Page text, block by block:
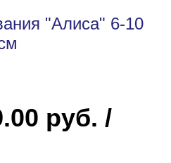
"Алиса" 6-10
руб. /